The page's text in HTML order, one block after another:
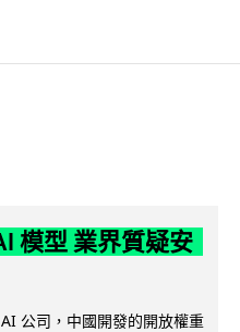
模型 業界質疑安
公司，中國開發的開放權重